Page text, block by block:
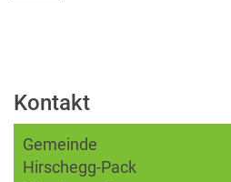
Kontakt
Gemeinde
Hirschegg-Pack